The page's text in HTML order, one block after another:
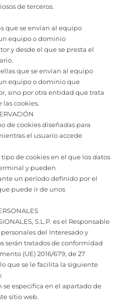
de terceros.
que se envían al equipo
equipo o dominio
y desde el que se presta el
que se envían al equipo
equipo o dominio que
sino por otra entidad que trata
las cookies.
de cookies diseñadas para
el usuario accede
de cookies en el que los datos
y pueden
un período definido por el
puede ir de unos
S.L.P. es el Responsable
del Interesado y
serán tratados de conformidad
(UE) 2016/679, de 27
que se le facilita la siguiente
especifica en el apartado de
sitio web.